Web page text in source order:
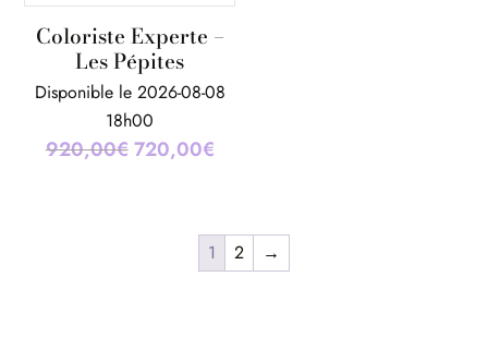
Coloriste Experte –
Les Pépites
Disponible le 2026-08-08
18h00
920,00€ Le
720,00€Le
est :
720,00€.
1 2 →